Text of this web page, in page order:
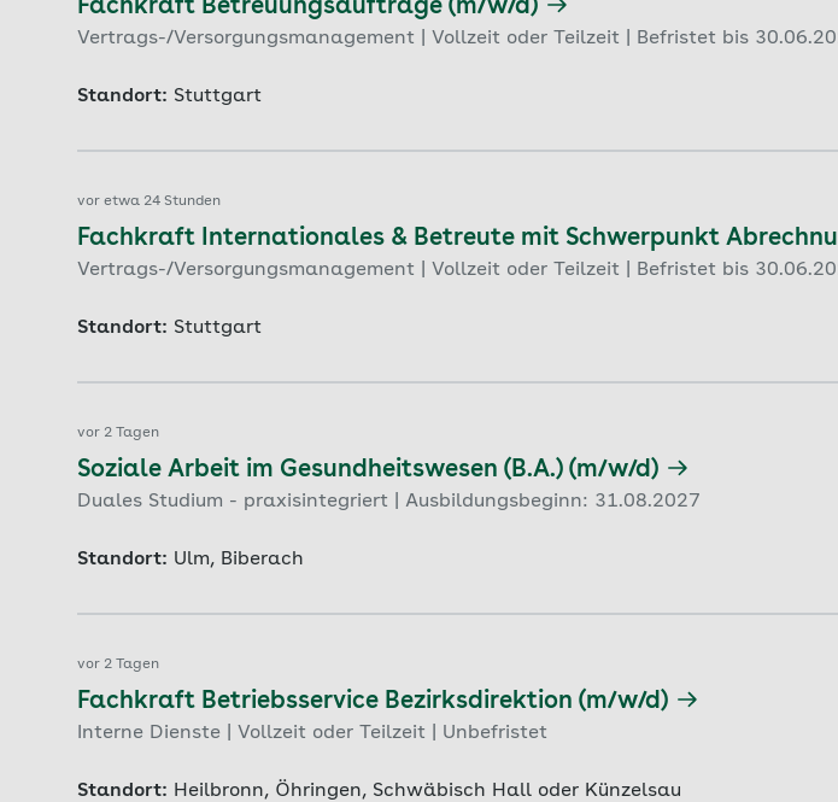
Fachkraft Betreuungsaufträge (m/w/d)
Vertrags-/Versorgungsmanagement | Vollzeit oder Teilzeit | Befristet bis
Standort: Stuttgart
vor etwa 24 Stunden
Fachkraft Internationales & Betreute mit Schwerpunkt
Vertrags-/Versorgungsmanagement | Vollzeit oder Teilzeit | Befristet bis
Standort: Stuttgart
vor 2 Tagen
Soziale Arbeit im Gesundheitswesen (B.A.) (m/w/d)
Duales Studium - praxisintegriert | Ausbildungsbeginn: 31.08.2027
Standort: Ulm, Biberach
vor 2 Tagen
Fachkraft Betriebsservice Bezirksdirektion (m/w/d)
Interne Dienste | Vollzeit oder Teilzeit | Unbefristet
Standort: Heilbronn, Öhringen, Schwäbisch Hall oder Künzelsau